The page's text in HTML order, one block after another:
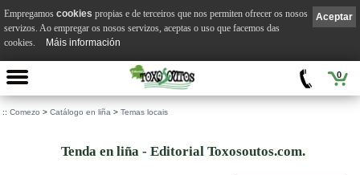
0
:: Comezo > Catálogo en liña > Temas locais
Tenda en liña - Editorial Toxosoutos.com.
Aceptar
Empregamos cookies propias e de terceiros que nos permiten ofrecer os nosos
servizos. Ao empregar os nosos servizos, aceptas o uso que facemos das
cookies.
Máis información